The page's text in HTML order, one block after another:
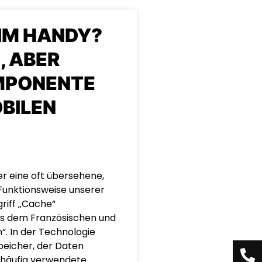
HANDY?
ABER
eine oft übersehene,
unserer
„Cache“
dem Französischen und
In der Technologie
der Daten